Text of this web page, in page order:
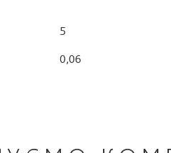
5
0,06